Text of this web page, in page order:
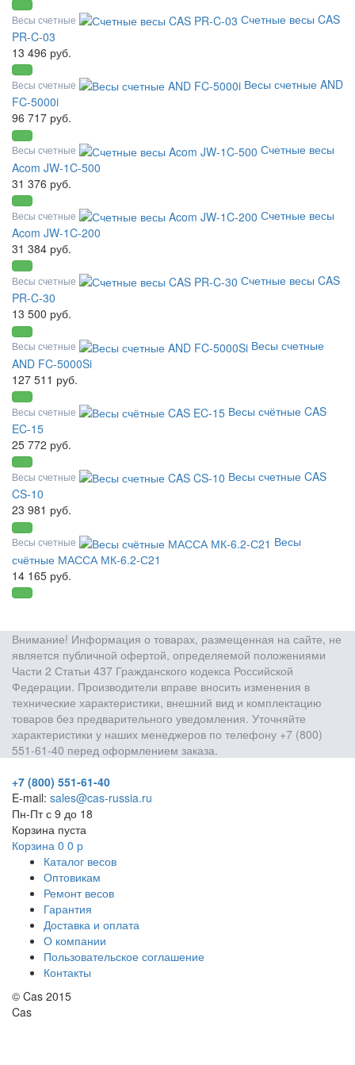
Весы счетные
Счетные весы CAS
PR-C-03
13 496 руб.
Весы счетные
Весы счетные AND
FC-5000i
96 717 руб.
Весы счетные
Счетные весы
Acom JW-1C-500
31 376 руб.
Весы счетные
Счетные весы
Acom JW-1C-200
31 384 руб.
Весы счетные
Счетные весы CAS
PR-C-30
13 500 руб.
Весы счетные
Весы счетные
AND FC-5000Si
127 511 руб.
Весы счетные
Весы счётные CAS
EC-15
25 772 руб.
Весы счетные
Весы счетные CAS
CS-10
23 981 руб.
Весы счетные
Весы
счётные МАССА МК-6.2-С21
14 165 руб.
Внимание! Информация о товарах, размещенная на сайте, не
является публичной офертой, определяемой положениями
Части 2 Статьи 437 Гражданского кодекса Российской
Федерации. Производители вправе вносить изменения в
технические характеристики, внешний вид и комплектацию
товаров без предварительного уведомления. Уточняйте
характеристики у наших менеджеров по телефону +7 (800)
551-61-40 перед оформлением заказа.
+7 (800) 551-61-40
E-mail: sales@cas-russia.ru
Пн-Пт с 9 до 18
Корзина пуста
Корзина 0 0 р
Каталог весов
Оптовикам
Ремонт весов
Гарантия
Доставка и оплата
О компании
Пользовательское соглашение
Контакты
© Cas 2015
Cas